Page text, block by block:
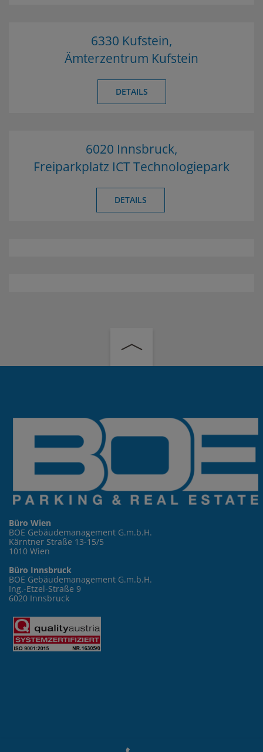
6330 Kufstein,
Ämterzentrum Kufstein
DETAILS
6020 Innsbruck,
Freiparkplatz ICT Technologiepark
DETAILS
Büro Wien
BOE Gebäudemanagement G.m.b.H.
Kärntner Straße 13-15/5
1010 Wien
Büro Innsbruck
BOE Gebäudemanagement G.m.b.H.
Ing.-Etzel-Straße 9
6020 Innsbruck